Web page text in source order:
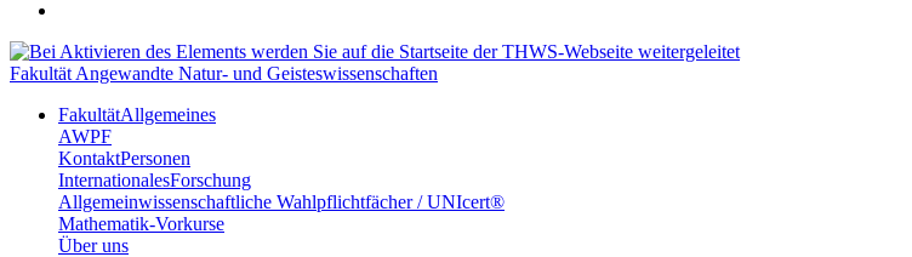
Fakultät Angewandte Natur- und Geisteswissenschaften
FakultätAllgemeines
AWPF
KontaktPersonen
InternationalesForschung
Allgemeinwissenschaftliche Wahlpflichtfächer / UNIcert®
Mathematik-Vorkurse
Über uns